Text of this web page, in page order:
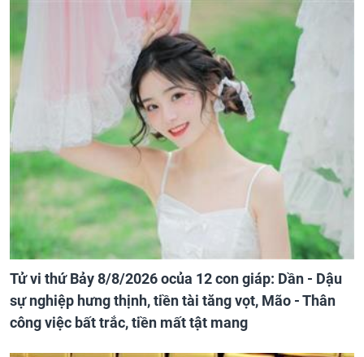
Tử vi thứ Bảy 8/8/2026 ocủa 12 con giáp: Dần - Dậu
sự nghiệp hưng thịnh, tiền tài tăng vọt, Mão - Thân
công việc bất trắc, tiền mất tật mang